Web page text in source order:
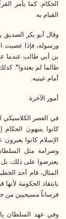
الحكام. كما يأمر
القيام به.
وقال أبو بكر الصديق
ورسوله، فإذا عصيت
بن أبي طالب عندما
طالما لم يعتدوا".
أمام عينيه.
أمور الآخرة
في العصر الكلاسيكي
كانوا ينبهون
الإسلام كانوا
وصرامة مثل
يعترضوا على ذلك، بل
المثال، قام أحد
بانتقاد الحكومة
فرساناً مسيحيين من
وفي عهد السلطان